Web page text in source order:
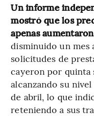
Un informe
mostró que los
apenas
disminuido un mes
solicitudes de
cayeron por quinta
alcanzando su
de abril, lo que
reteniendo a sus